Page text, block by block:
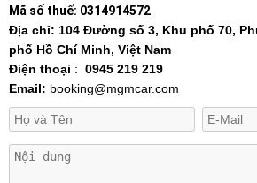
Mã số thuế: 0314914572
Địa chỉ: 104 Đường số 3, Khu phố 70,
phố Hồ Chí Minh, Việt Nam
Điện thoại : 0945 219 219
Email: booking@mgmcar.com